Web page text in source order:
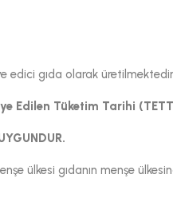
edici gıda olarak
Edilen Tüketim Tarihi
ülkesi gıdanın menşe